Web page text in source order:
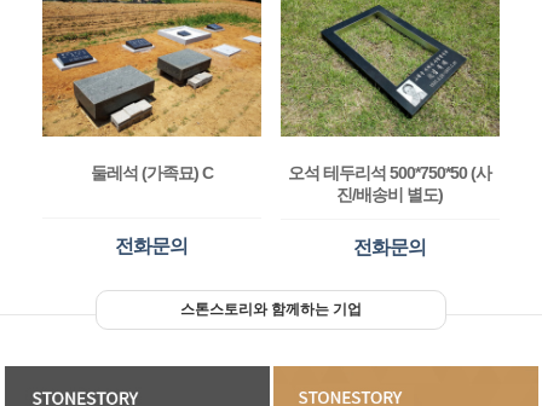
둘레석 (가족묘) C
전화문의
오석 테두리석 500*750*50 (사
진/배송비 별도)
전화문의
스톤스토리와 함께하는 기업